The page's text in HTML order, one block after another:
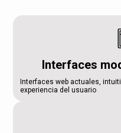
Interfaces
Interfaces web actuales,
experiencia del usuario